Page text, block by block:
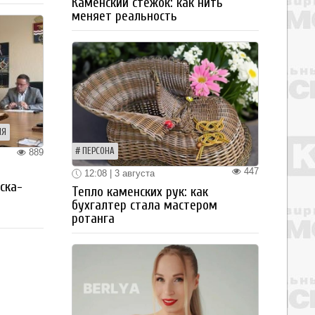
889
меняет реальность
ПЕРСОНА
447
12:08 | 3 августа
Тепло каменских рук: как
бухгалтер стала мастером
ротанга